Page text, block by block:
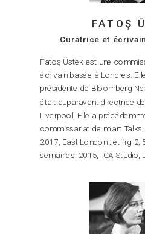
FATOŞ
Curatrice et
Fatoş Üstek est une
écrivain basée à Londres.
présidente de Bloomberg
était auparavant directrice
Liverpool. Elle a
commissariat de miart Talks
2017, East London ; et fig-2,
semaines, 2015, ICA Studio,